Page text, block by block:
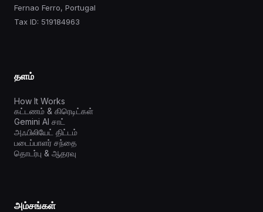
Fernao Ferro, Portugal
Tax ID: 519184963
தளம்
How It Works
கட்டணம் & கிரெடிட்கள்
Gemini AI சாட்
அஃபிலியேட் திட்டம்
படைப்பாளர் சந்தை
தொடர்பு & ஆதரவு
அம்சங்கள்